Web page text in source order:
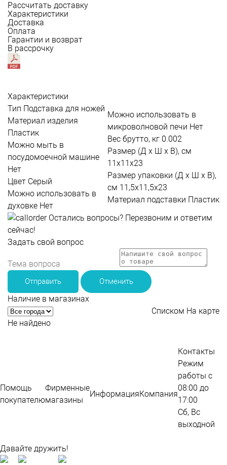
Рассчитать доставку
Характеристики
Доставка
Оплата
Гарантии и возврат
В рассрочку
Характеристики
Тип Подставка для ножей
Материал изделия
Пластик
Можно мыть в
посудомоечной машине
Нет
Цвет Серый
Можно использовать в
духовке Нет
Можно использовать в
микроволновой печи Нет
Вес брутто, кг 0.002
Размер (Д х Ш х В), см
11x11x23
Размер упаковки (Д х Ш х В),
см 11,5х11,5х23
Материал подставки Пластик
Остались вопросы? Перезвоним и ответим
сейчас!
Задать свой вопрос
Отправить Отменить
Наличие в магазинах
Списком На карте
Не найдено
Помощь
покупателю
Фирменные
магазины
ИнформацияКомпания
Контакты
Режим
работы с
08:00 до
17:00
Сб, Вс
выходной
Давайте дружить!